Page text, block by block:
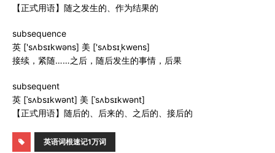
【正式用语】随之发生的、作为结果的
subsequence
英 ['sʌbsɪkwəns] 美 ['sʌbsɪˌkwens]
接续，紧随……之后，随后发生的事情，后果
subsequent
英 [ˈsʌbsɪkwənt] 美 [ˈsʌbsɪkwənt]
【正式用语】随后的、后来的、之后的、接后的
英语词根速记1万词